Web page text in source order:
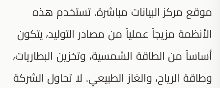
موقع مركز البيانات مباشرة. تستخدم هذه
الأنظمة مزيجاً عملياً من مصادر التوليد، يتكون
أساساً من الطاقة الشمسية، وتخزين البطاريات،
وطاقة الرياح، والغاز الطبيعي. لا تحاول الشركة